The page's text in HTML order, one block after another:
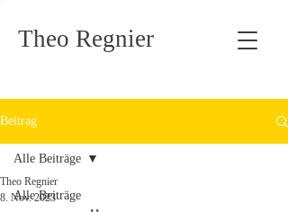
Theo Regnier
Beitrag
Alle Beiträge
Alle Beiträge
Theo Regnier
8. Nov. 2023